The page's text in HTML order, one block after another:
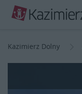
Kazimierz Dolny